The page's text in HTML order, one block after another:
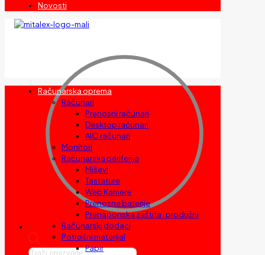
Novosti
Products
Računarska oprema
Računari
Prenosni računari
Desktop računari
AIO računari
Monitori
Računarska periferija
Miševi
Tastature
Web Kamere
Prenosne baterije
Prenaponska zaštita i produžni
Računarski dodaci
Potrošni materijal
Papir